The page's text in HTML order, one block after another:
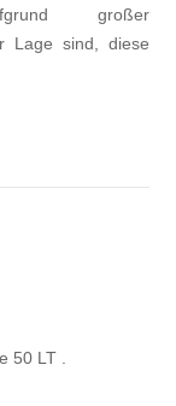
großer
Lage sind, diese
50 LT .